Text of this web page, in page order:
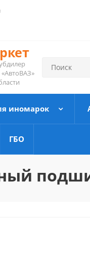
иномарок
ГБО